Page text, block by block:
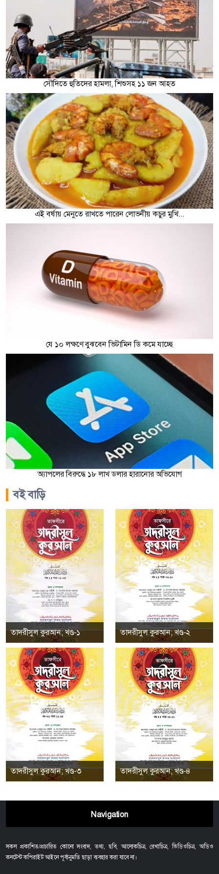
সৌদিতে হুতিদের হামলা, শিশুসহ ১১ জন আহত
এই বর্ষায় মেনুতে রাখতে পারেন লোভনীয় কচুর মুখি...
যে ১০ লক্ষণে বুঝবেন ভিটামিন ডি কমে যাচ্ছে
অ্যাপলের বিরুদ্ধে ১৮ লাখ ডলার হারানোর অভিযোগ
বই বাড়ি
তাদরীসুল কুরআন; খণ্ড-১ তাদরীসুল কুরআন; খণ্ড-২
তাদরীসুল কুরআন; খণ্ড-৩ তাদরীসুল কুরআন; খণ্ড-৪
Navigation
সকল প্রকাশিত/প্রচারিত কোনো সংবাদ, তথ্য, ছবি, আলোকচিত্র, রেখাচিত্র, ভিডিওচিত্র, অডিও
কনটেন্ট কপিরাইট আইনে পূর্বানুমতি ছাড়া ব্যবহার করা যাবে না।